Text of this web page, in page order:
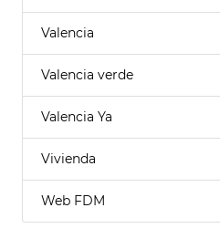
Valencia
Valencia verde
Valencia Ya
Vivienda
Web FDM